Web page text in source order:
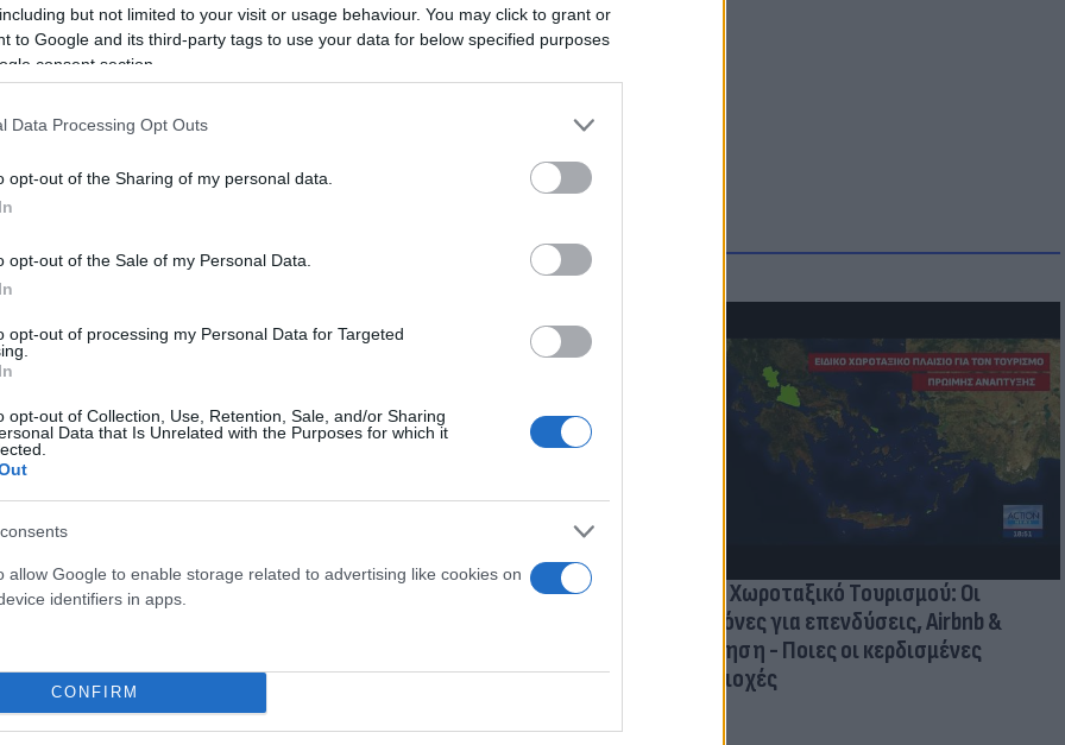
but not limited to your visit or usage behaviour. You may click to grant or
to Google and its third-party tags to use your data for below specified purposes
consent section.
Data Processing Opt Outs
opt-out of the Sharing of my personal data.
opt-out of the Sale of my Personal Data.
opt-out of processing my Personal Data for Targeted
opt-out of Collection, Use, Retention, Sale, and/or Sharing
Data that Is Unrelated with the Purposes for which it
allow Google to enable storage related to advertising like cookies on
identifiers in apps.
CONFIRM
Αμερικής) Χανιά
υπήρξε ένας
έπρεπε να δώσει μια
τον γιο του
Και οι μαϊμούδες έχουν κατοικίδια! Οι
επιστήμονες ρίχνουν φως στις
Νέο Χωροταξικό Τουρισμού: Οι
κανόνες για επενδύσεις, Airbnb &
δόμηση - Ποιες οι κερδισμένες
περιοχές